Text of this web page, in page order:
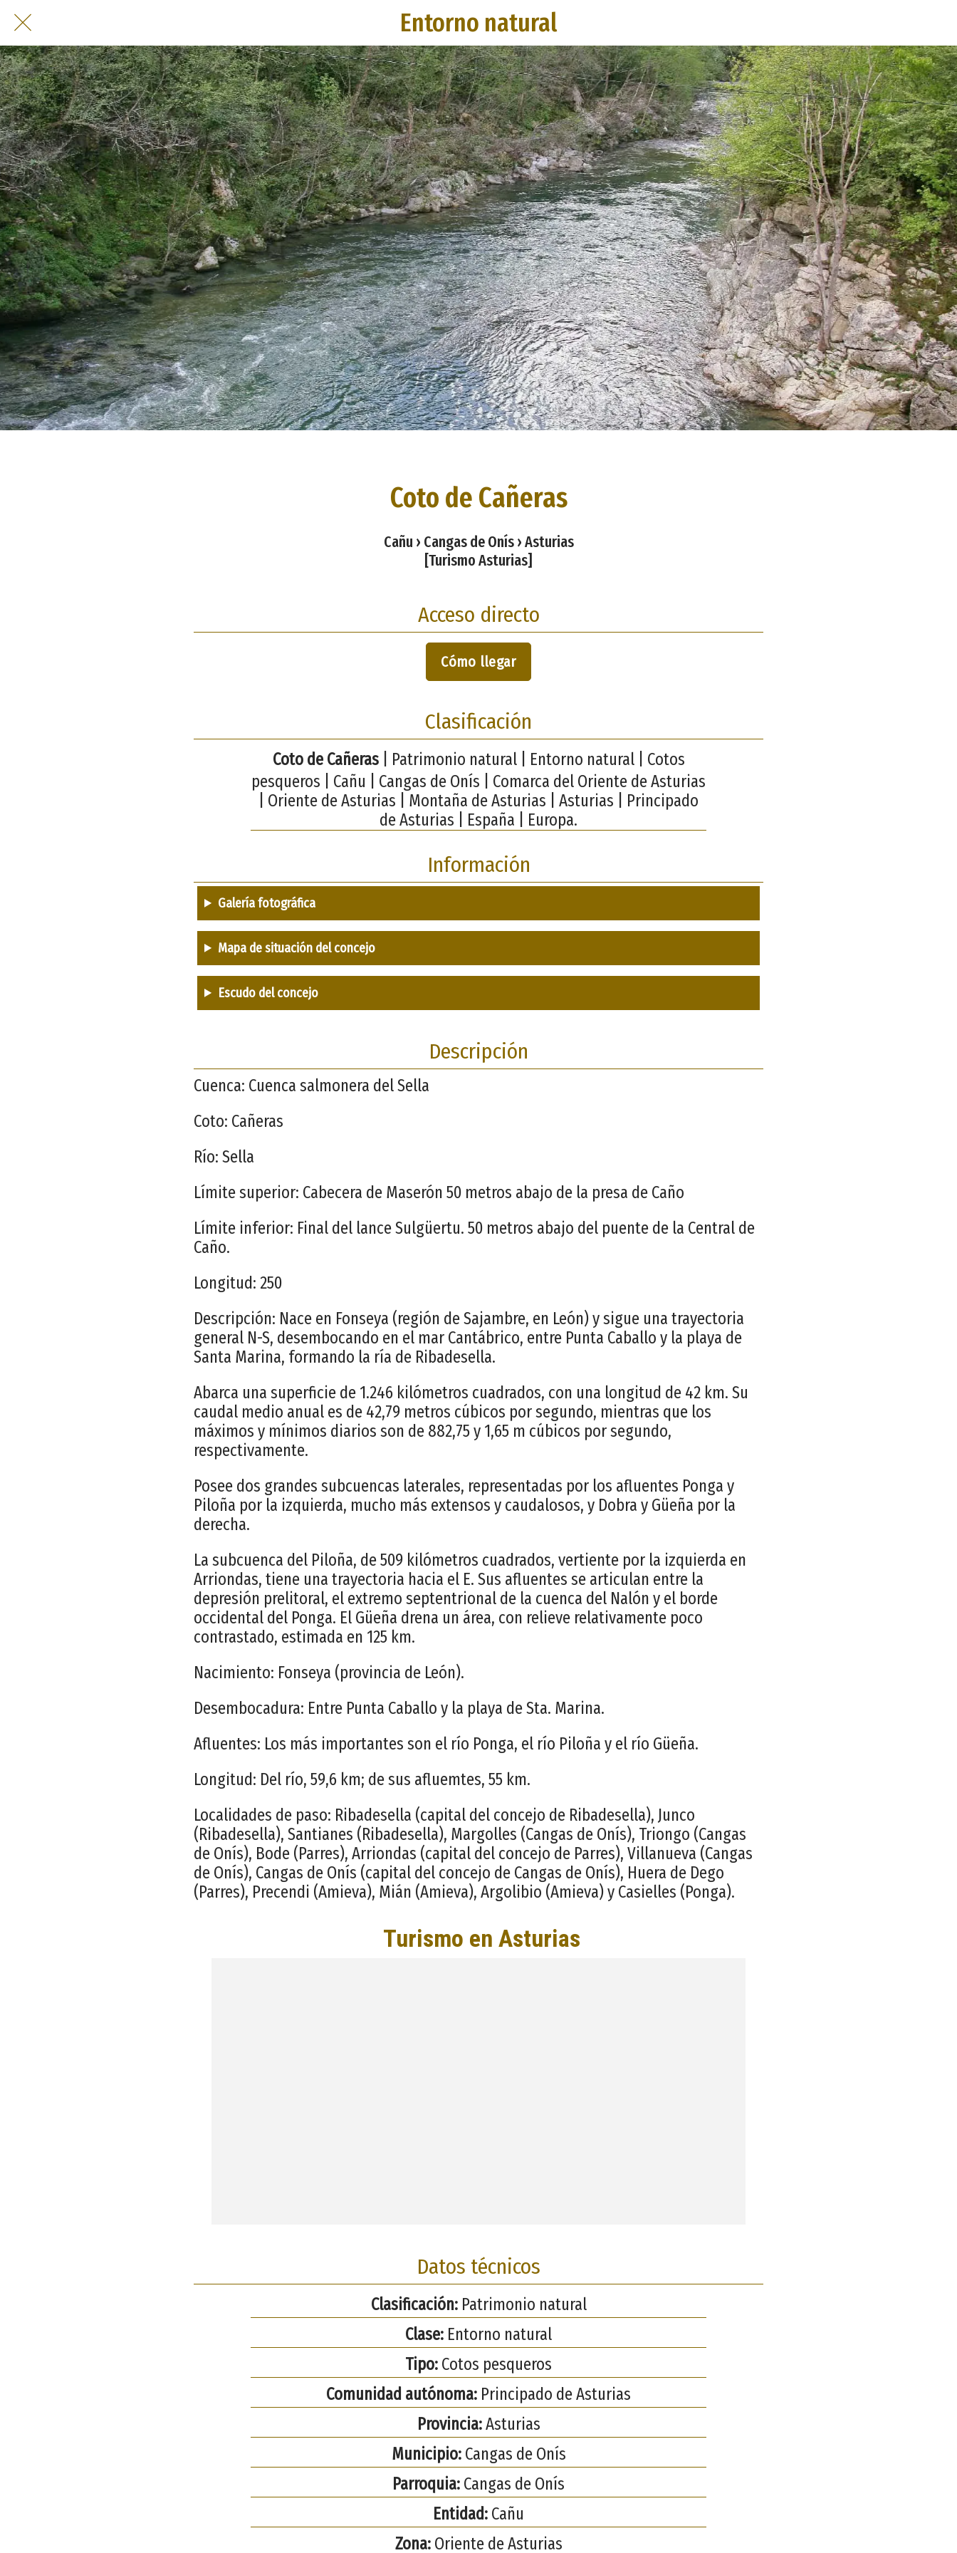
Entorno natural
Coto de Cañeras
Cañu › Cangas de Onís › Asturias
[Turismo Asturias]
Acceso directo
Cómo llegar
Clasificación
Coto de Cañeras| Patrimonio natural | Entorno natural | Cotos
pesqueros | Cañu | Cangas de Onís | Comarca del Oriente de Asturias
| Oriente de Asturias | Montaña de Asturias | Asturias | Principado
de Asturias | España | Europa.
Información
Galería fotográfica
Mapa de situación del concejo
Escudo del concejo
Descripción
Cuenca: Cuenca salmonera del Sella
Coto: Cañeras
Río: Sella
Límite superior: Cabecera de Maserón 50 metros abajo de la presa de Caño
Límite inferior: Final del lance Sulgüertu. 50 metros abajo del puente de la Central de
Caño.
Longitud: 250
Descripción: Nace en Fonseya (región de Sajambre, en León) y sigue una trayectoria
general N-S, desembocando en el mar Cantábrico, entre Punta Caballo y la playa de
Santa Marina, formando la ría de Ribadesella.
Abarca una superficie de 1.246 kilómetros cuadrados, con una longitud de 42 km. Su
caudal medio anual es de 42,79 metros cúbicos por segundo, mientras que los
máximos y mínimos diarios son de 882,75 y 1,65 m cúbicos por segundo,
respectivamente.
Posee dos grandes subcuencas laterales, representadas por los afluentes Ponga y
Piloña por la izquierda, mucho más extensos y caudalosos, y Dobra y Güeña por la
derecha.
La subcuenca del Piloña, de 509 kilómetros cuadrados, vertiente por la izquierda en
Arriondas, tiene una trayectoria hacia el E. Sus afluentes se articulan entre la
depresión prelitoral, el extremo septentrional de la cuenca del Nalón y el borde
occidental del Ponga. El Güeña drena un área, con relieve relativamente poco
contrastado, estimada en 125 km.
Nacimiento: Fonseya (provincia de León).
Desembocadura: Entre Punta Caballo y la playa de Sta. Marina.
Afluentes: Los más importantes son el río Ponga, el río Piloña y el río Güeña.
Longitud: Del río, 59,6 km; de sus afluemtes, 55 km.
Localidades de paso: Ribadesella (capital del concejo de Ribadesella), Junco
(Ribadesella), Santianes (Ribadesella), Margolles (Cangas de Onís), Triongo (Cangas
de Onís), Bode (Parres), Arriondas (capital del concejo de Parres), Villanueva (Cangas
de Onís), Cangas de Onís (capital del concejo de Cangas de Onís), Huera de Dego
(Parres), Precendi (Amieva), Mián (Amieva), Argolibio (Amieva) y Casielles (Ponga).
Datos técnicos
Clasificación:Patrimonio natural
Clase: Entorno natural
Tipo: Cotos pesqueros
Comunidad autónoma: Principado de Asturias
Provincia:Asturias
Municipio:Cangas de Onís
Parroquia: Cangas de Onís
Entidad: Cañu
Zona:Oriente de Asturias